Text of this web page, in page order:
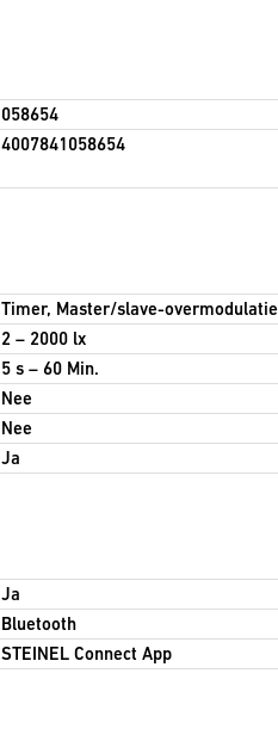
058654
4007841058654
Timer, Master/slave-overmodulatie
2 – 2000 lx
5 s – 60 Min.
Nee
Nee
Ja
Ja
Bluetooth
STEINEL Connect App